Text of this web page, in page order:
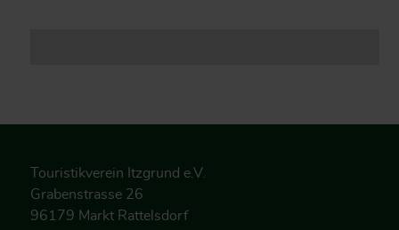
Touristikverein Itzgrund e.V.
Grabenstrasse 26
96179 Markt Rattelsdorf